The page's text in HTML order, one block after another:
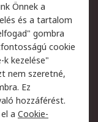
értékesítési
felhasználói
Önnek a
és a tartalom
gombra
cookie
k kezelése"
nem szeretné,
Ez
hozzáférést.
a Cookie-